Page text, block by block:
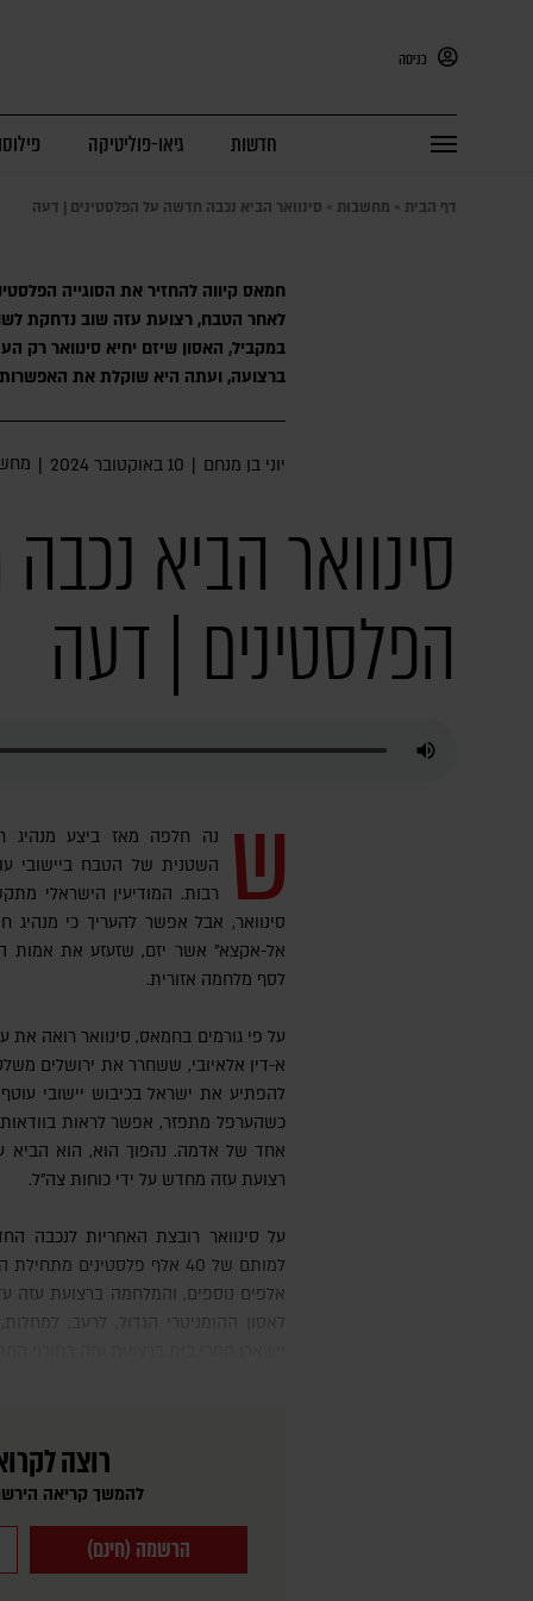
כניסה
חדשות גיאו-פוליטיקה
דף הבית » מחשבות » סינוואר הביא נכבה חדשה על הפלסטינים | דעה
חמאס קיווה להחזיר את הסוגייה
לאחר הטבח, רצועת עזה שוב נדחקת
במקביל, האסון שיזם יחיא סינוואר רק
ברצועה, ועתה היא שוקלת את
יוני בן מנחם | 10 באוקטובר 2024 |
סינוואר הביא
הפלסטינים | דעה
ש
נה חלפה מאז ביצע מנהיג
השטנית של הטבח ביישובי
רבות. המודיעין הישראלי
סינוואר, אבל אפשר להעריך כי
אל-אקצא" אשר יזם, שזעזע את אמות
לסף מלחמה אזורית.
על פי גורמים בחמאס, סינוואר רואה את
א-דין אלאיובי, ששחרר את ירושלים
להפתיע את ישראל בכיבוש יישובי
כשהערפל מתפזר, אפשר לראות
אחד של אדמה. נהפוך הוא, הוא הביא
רצועת עזה מחדש על ידי כוחות צה"ל.
על סינוואר רובצת האחריות לנכבה החדשה שהוא הביא על הפלסטינים,
למותם של 40 אלף פלסטינים
אלפים נוספים, והמלחמה ברצועת עזה
לאסון ההומניטרי הגדול, לרעב,
רוצה
להמשך קריאה
הרשמה (חינם)